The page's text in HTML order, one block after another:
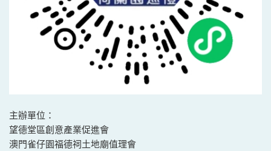
主辦單位：
望德堂區創意產業促進會
澳門雀仔園福德祠土地廟值理會